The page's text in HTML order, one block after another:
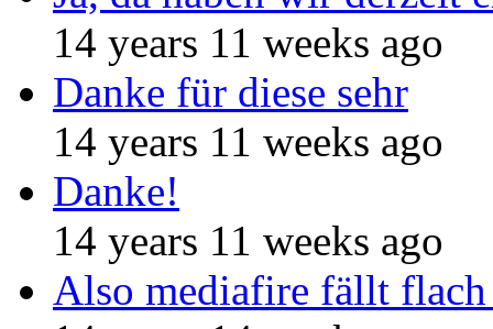
14 years 11 weeks ago
Danke für diese sehr
14 years 11 weeks ago
Danke!
14 years 11 weeks ago
Also mediafire fällt